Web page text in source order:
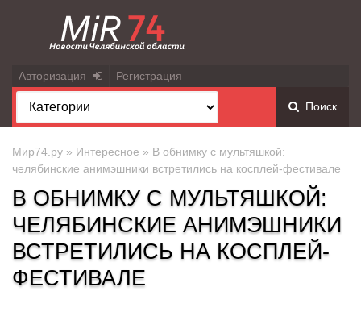
Авторизация Регистрация
Поиск
Мир74.ру » Интересное » В обнимку с мультяшкой:
челябинские анимэшники встретились на косплей-фестивале
В ОБНИМКУ С МУЛЬТЯШКОЙ:
ЧЕЛЯБИНСКИЕ АНИМЭШНИКИ
ВСТРЕТИЛИСЬ НА КОСПЛЕЙ-
ФЕСТИВАЛЕ